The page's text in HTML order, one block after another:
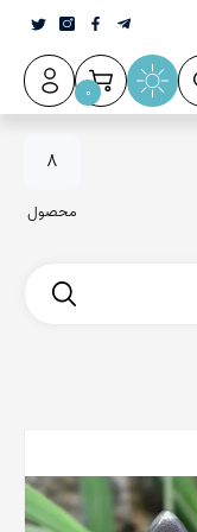
0
8
محصول